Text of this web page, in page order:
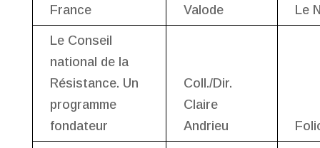
France
Valode
Le
Le Conseil
national de la
Résistance. Un
programme
fondateur
Coll./Dir.
Claire
Andrieu